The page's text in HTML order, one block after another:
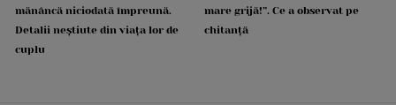
mănâncă niciodată împreună.
Detalii neștiute din viața lor de
cuplu
mare grijă!”. Ce a observat pe
chitanță